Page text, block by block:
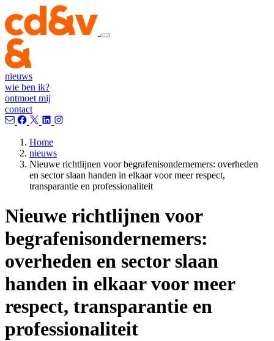
nieuws
wie ben ik?
ontmoet mij
contact
Home
nieuws
Nieuwe richtlijnen voor begrafenisondernemers: overheden
en sector slaan handen in elkaar voor meer respect,
transparantie en professionaliteit
Nieuwe richtlijnen voor
begrafenisondernemers:
overheden en sector slaan
handen in elkaar voor meer
respect, transparantie en
professionaliteit